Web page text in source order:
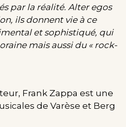
par la réalité. Alter egos
ils donnent vie à ce
et sophistiqué, qui
mais aussi du « rock-
Frank Zappa est une
de Varèse et Berg